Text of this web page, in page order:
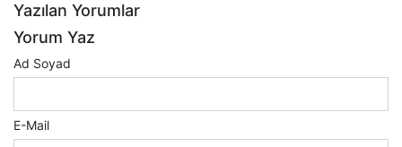
Yazılan Yorumlar
Yorum Yaz
Ad Soyad
E-Mail